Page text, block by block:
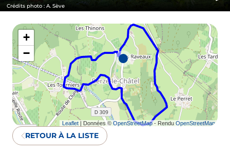
Crédits photo : A. Sève
+
−
Leaflet | Données © OpenStreetMap- Rendu OpenStreetMap
RETOUR À LA LISTE